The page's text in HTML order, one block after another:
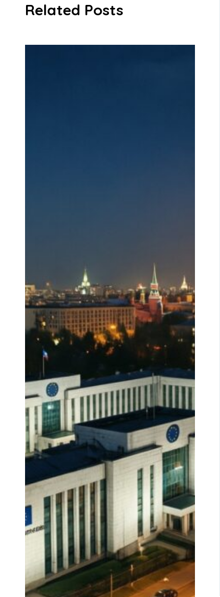
Related Posts